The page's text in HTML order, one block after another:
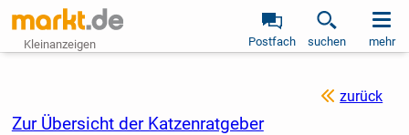
Kleinanzeigen Postfach suchen mehr
zurück
Zur Übersicht der Katzenratgeber